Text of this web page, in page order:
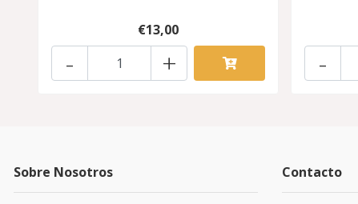
€13,00
+
- -
Sobre Nosotros Contacto